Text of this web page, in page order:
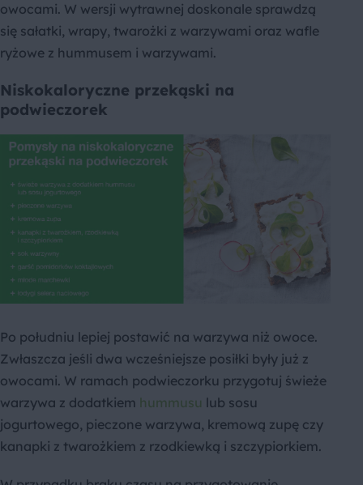
owocami. W wersji wytrawnej doskonale sprawdzą
się sałatki, wrapy, twarożki z warzywami oraz wafle
ryżowe z hummusem i warzywami.
Niskokaloryczne przekąski na
podwieczorek
Po południu lepiej postawić na warzywa niż owoce.
Zwłaszcza jeśli dwa wcześniejsze posiłki były już z
owocami. W ramach podwieczorku przygotuj świeże
warzywa z dodatkiem hummusu lub sosu
jogurtowego, pieczone warzywa, kremową zupę czy
kanapki z twarożkiem z rzodkiewką i szczypiorkiem.